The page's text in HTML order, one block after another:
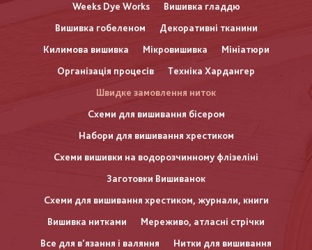
Weeks Dye Works
Вишивка гладдю
Вишивка гобеленом
Декоративні тканини
Килимова вишивка
Мікровишивка
Мініатюри
Організація процесів
Техніка Хардангер
Швидке замовлення ниток
Схеми для вишивання бісером
Набори для вишивання хрестиком
Схеми вишивки на водорозчинному флізеліні
Заготовки Вишиванок
Схеми для вишивання хрестиком, журнали, книги
Вишивка нитками
Мереживо, атласні стрічки
Все для в'язання і валяння
Нитки для вишивання